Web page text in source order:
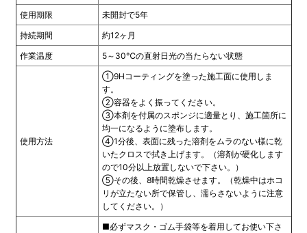
使用期限
未開封で5年
持続期間
約12ヶ月
作業温度
5～30℃の直射日光の当たらない状態
使用方法
①9Hコーティングを塗った施工面に使用しま
す。
②容器をよく振ってください。
③本剤を付属のスポンジに適量とり、施工箇所に
均一になるように塗布します。
④1分後、表面に残った溶剤をムラのない様に乾
いたクロスで拭き上げます。（溶剤が硬化します
ので10分以上放置しないで下さい。）
⑤その後、8時間乾燥させます。（乾燥中はホコ
リが立たない所で保管し、濡らさないように注意
してください。）
■必ずマスク・ゴム手袋等を着用してお使い下さ